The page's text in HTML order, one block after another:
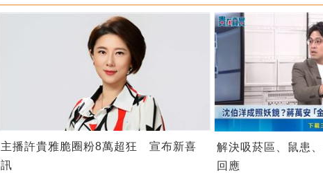
主播許貴雅脆圈粉8萬超狂 宣布新喜
訊
解決吸菸區、鼠患
回應